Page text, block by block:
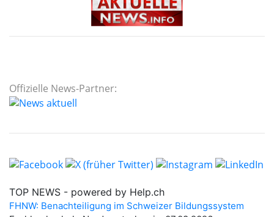
Offizielle News-Partner: